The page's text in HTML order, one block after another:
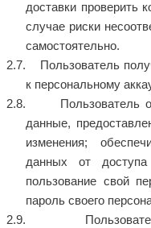
доставки проверить
случае риски
самостоятельно.
Пользователь
к персональному
Пользователь
данные,
изменения;
данных от
пользование свой
пароль своего